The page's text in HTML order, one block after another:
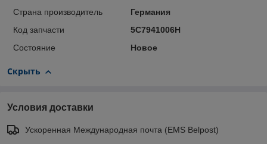
Страна производитель
Германия
Код запчасти
5C7941006H
Состояние
Новое
Скрыть
Условия доставки
Ускоренная Международная почта (EMS Belpost)